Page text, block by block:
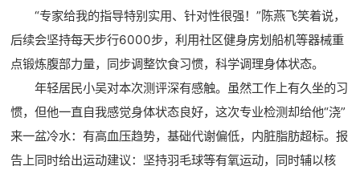
“专家给我的指导特别实用、针对性很强！”陈燕飞笑着说，
后续会坚持每天步行6000步，利用社区健身房划船机等器械重
点锻炼腹部力量，同步调整饮食习惯，科学调理身体状态。
年轻居民小吴对本次测评深有感触。虽然工作上有久坐的习
惯，但他一直自我感觉身体状态良好，这次专业检测却给他“浇”
来一盆冷水：有高血压趋势，基础代谢偏低，内脏脂肪超标。报
告上同时给出运动建议：坚持羽毛球等有氧运动，同时辅以核